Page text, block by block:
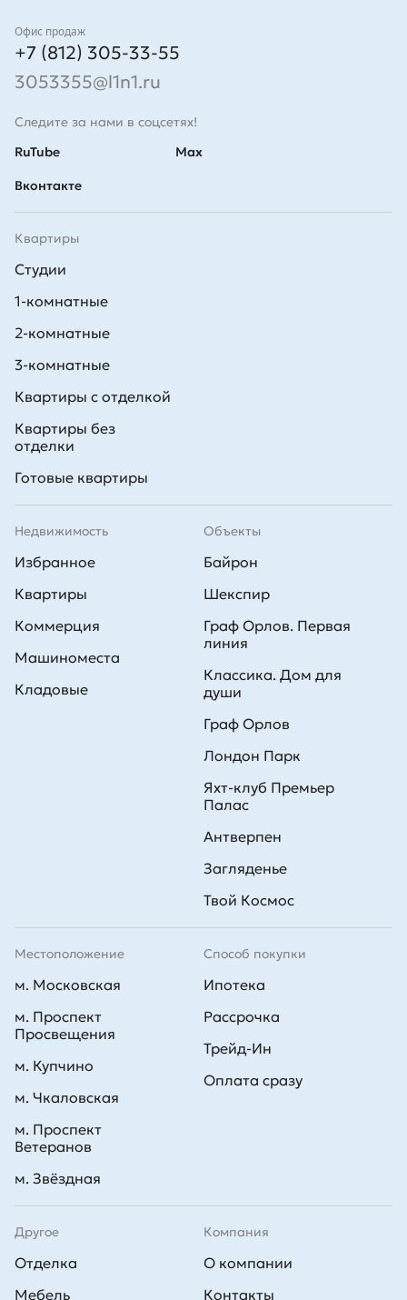
Контакты
Офис продаж
+7 (812) 305-33-55
3053355@l1n1.ru
Следите за нами в соцсетях!
RuTube
Вконтакте
Max
Квартиры
Студии
1-комнатные
2-комнатные
3-комнатные
Квартиры с отделкой
Квартиры без
отделки
Готовые квартиры
Недвижимость
Избранное
Квартиры
Коммерция
Машиноместа
Кладовые
Способ покупки
Ипотека
Рассрочка
Трейд-Ин
Оплата сразу
Объекты
Байрон
Шекспир
Граф Орлов. Первая
линия
Классика. Дом для
души
Граф Орлов
Лондон Парк
Яхт-клуб Премьер
Палас
Антверпен
Загляденье
Твой Космос
Другое
Отделка
Мебель
Компания
О компании
Контакты
Местоположение
м. Московская
м. Проспект
Просвещения
м. Купчино
м. Чкаловская
м. Проспект
Ветеранов
м. Звёздная